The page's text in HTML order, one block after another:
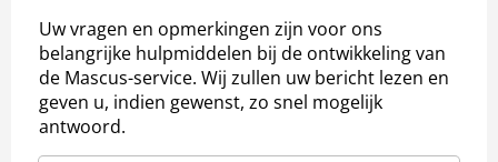
Uw vragen en opmerkingen zijn voor ons
belangrijke hulpmiddelen bij de ontwikkeling van
de Mascus-service. Wij zullen uw bericht lezen en
geven u, indien gewenst, zo snel mogelijk
antwoord.